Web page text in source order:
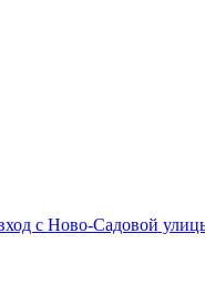
с Ново-Садовой